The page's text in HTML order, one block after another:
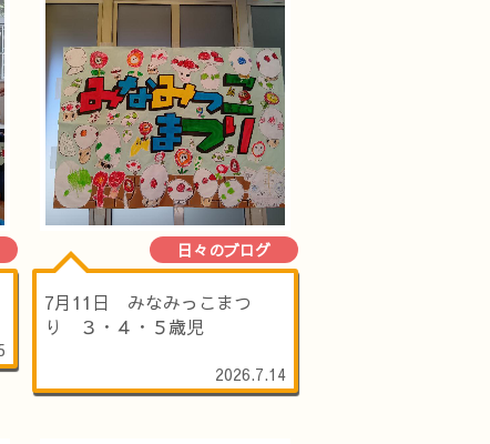
日々のブログ
7月11日 みなみっこまつ
り ３・４・５歳児
2026.7.14